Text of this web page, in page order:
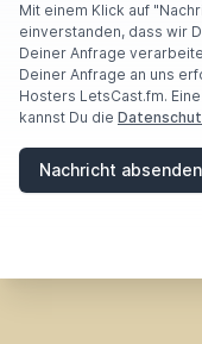
Mit einem Klick auf
einverstanden, dass wir
Deiner Anfrage
Deiner Anfrage an uns
Hosters LetsCast.fm.
kannst Du die
Nachricht absenden